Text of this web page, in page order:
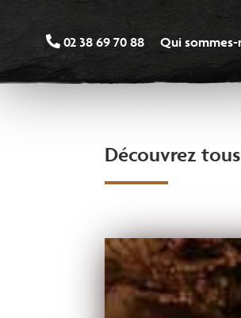
02 38 69 70 88 Qui sommes-
Découvrez